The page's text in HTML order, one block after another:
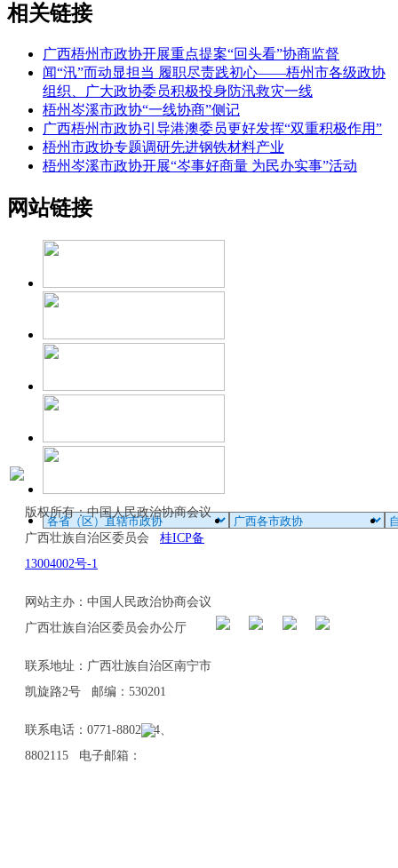
相关链接
广西梧州市政协开展重点提案“回头看”协商监督
闻“汛”而动显担当 履职尽责践初心——梧州市各级政协
组织、广大政协委员积极投身防汛救灾一线
梧州岑溪市政协“一线协商”侧记
广西梧州市政协引导港澳委员更好发挥“双重积极作用”
梧州市政协专题调研先进钢铁材料产业
梧州岑溪市政协开展“岑事好商量 为民办实事”活动
网站链接
版权所有：中国人民政治协商会议
广西壮族自治区委员会 桂ICP备
13004002号-1
网站主办：中国人民政治协商会议
广西壮族自治区委员会办公厅
联系地址：广西壮族自治区南宁市
凯旋路2号 邮编：530201
联系电话：0771-8802114、
8802115 电子邮箱：